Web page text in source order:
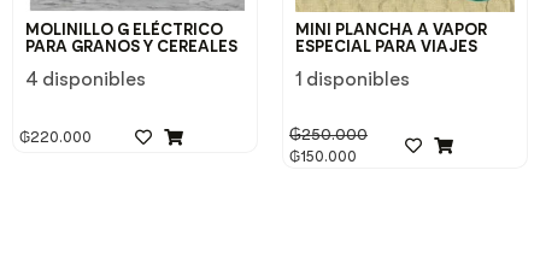
MOLINILLO G ELÉCTRICO
PARA GRANOS Y CEREALES
4 disponibles
₲220.000
MINI PLANCHA A VAPOR
ESPECIAL PARA VIAJES
1 disponibles
₲250.000
₲150.000